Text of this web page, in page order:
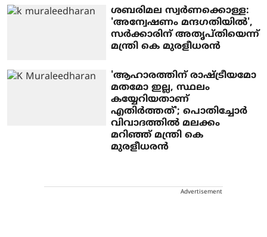
ശബരിമല സ്വര്‍ണക്കൊള്ള:
'അന്വേഷണം മന്ദഗതിയില്‍',
സര്‍ക്കാരിന് അതൃപ്തിയെന്ന്
മന്ത്രി കെ മുരളീധരന്‍
'ആഹാരത്തിന് രാഷ്ട്രീയമോ
മതമോ ഇല്ല, സ്ഥലം
കയ്യേറിയതാണ്
എതിര്‍ത്തത്'; പൊതിച്ചോര്‍
വിവാദത്തില്‍ മലക്കം
മറിഞ്ഞ് മന്ത്രി കെ
മുരളീധരന്‍
Advertisement